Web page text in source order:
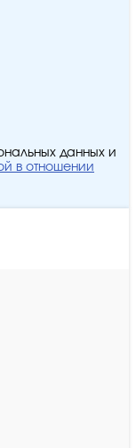
данных и
в отношении